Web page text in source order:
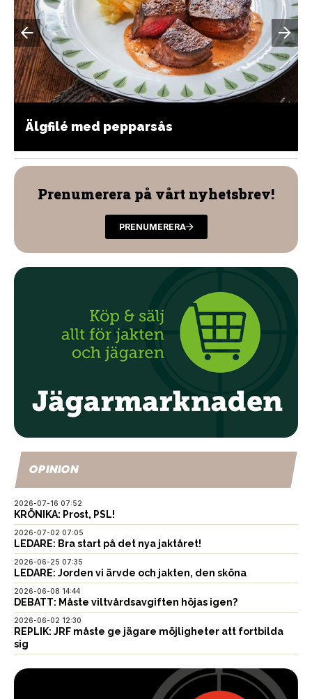
Älgfilé med pepparsås
Prenumerera på vårt nyhetsbrev!
PRENUMERERA
OPINION
2026-07-16 07:52
KRÖNIKA: Prost, PSL!
2026-07-02 07:05
LEDARE: Bra start på det nya jaktåret!
2026-06-25 07:35
LEDARE: Jorden vi ärvde och jakten, den sköna
2026-06-08 14:44
DEBATT: Måste viltvårdsavgiften höjas igen?
2026-06-02 12:30
REPLIK: JRF måste ge jägare möjligheter att fortbilda
sig